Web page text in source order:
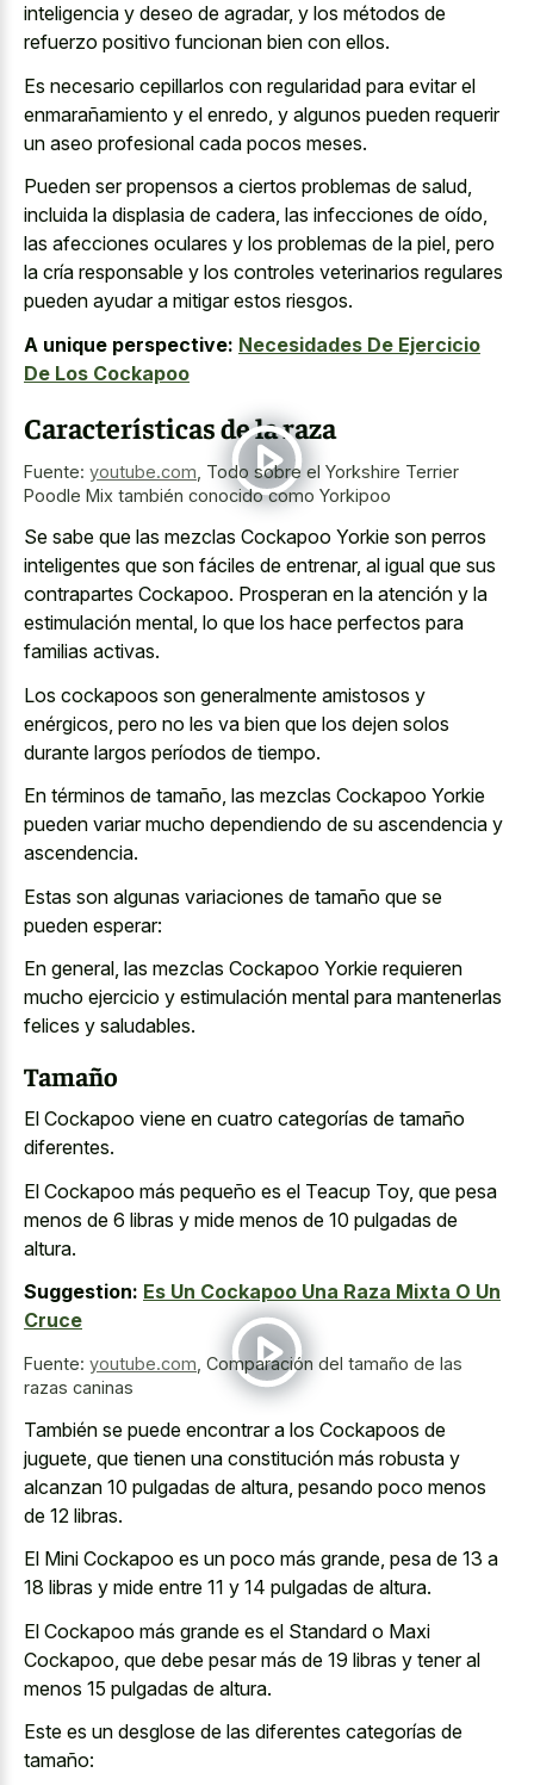
inteligencia y deseo de agradar, y los métodos de
refuerzo positivo funcionan bien con ellos.
Es necesario cepillarlos con regularidad para evitar el
enmarañamiento y el enredo, y algunos pueden requerir
un aseo profesional cada pocos meses.
Pueden ser propensos a ciertos problemas de salud,
incluida la displasia de cadera, las infecciones de oído,
las afecciones oculares y los problemas de la piel, pero
la cría responsable y los controles veterinarios regulares
pueden ayudar a mitigar estos riesgos.
A unique perspective: Necesidades De Ejercicio
De Los Cockapoo
Características de la raza
Fuente: youtube.com Todo sobre el Yorkshire Terrier
Poodle Mix también conocido como Yorkipoo
Se sabe que las mezclas Cockapoo Yorkie son perros
inteligentes que son fáciles de entrenar, al igual que sus
contrapartes Cockapoo. Prosperan en la atención y la
estimulación mental, lo que los hace perfectos para
familias activas.
Los cockapoos son generalmente amistosos y
enérgicos, pero no les va bien que los dejen solos
durante largos períodos de tiempo.
En términos de tamaño, las mezclas Cockapoo Yorkie
pueden variar mucho dependiendo de su ascendencia y
ascendencia.
Estas son algunas variaciones de tamaño que se
pueden esperar:
En general, las mezclas Cockapoo Yorkie requieren
mucho ejercicio y estimulación mental para mantenerlas
felices y saludables.
Tamaño
El Cockapoo viene en cuatro categorías de tamaño
diferentes.
El Cockapoo más pequeño es el Teacup Toy, que pesa
menos de 6 libras y mide menos de 10 pulgadas de
altura.
Suggestion: Es Un Cockapoo Una Raza Mixta O Un
Cruce
Fuente: youtube.com Comparación del tamaño de las
razas caninas
También se puede encontrar a los Cockapoos de
juguete, que tienen una constitución más robusta y
alcanzan 10 pulgadas de altura, pesando poco menos
de 12 libras.
El Mini Cockapoo es un poco más grande, pesa de 13 a
18 libras y mide entre 11 y 14 pulgadas de altura.
El Cockapoo más grande es el Standard o Maxi
Cockapoo, que debe pesar más de 19 libras y tener al
menos 15 pulgadas de altura.
Este es un desglose de las diferentes categorías de
tamaño: